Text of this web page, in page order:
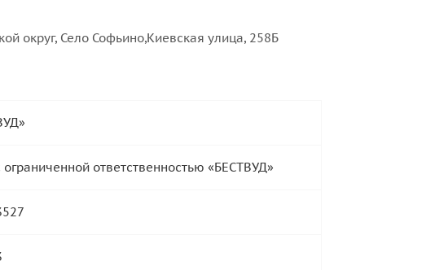
округ, Село Софьино,Киевская улица, 258Б
ответственностью «БЕСТВУД»